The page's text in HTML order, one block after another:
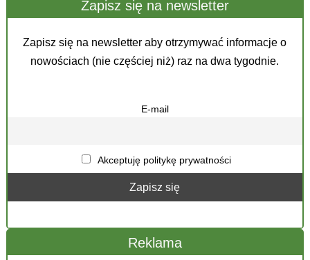
Zapisz się na newsletter
Zapisz się na newsletter aby otrzymywać informacje o
nowościach (nie częściej niż) raz na dwa tygodnie.
E-mail
Akceptuję politykę prywatności
Reklama